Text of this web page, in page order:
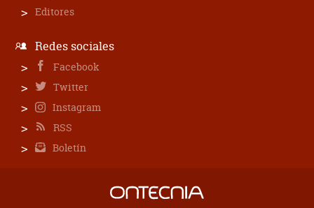
Editores
Redes sociales
Facebook
Twitter
Instagram
RSS
Boletín